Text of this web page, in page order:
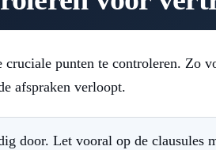
punten te controleren. Zo
afspraken verloopt.
door. Let vooral op de clausules